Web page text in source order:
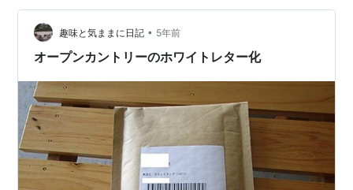
つつ、ひとまわり大きなタイヤにすればリフトアップし
なくてもちょっと車体が上がって…
趣味と気ままに日記 • 5年前
オープンカントリーのホワイトレター化